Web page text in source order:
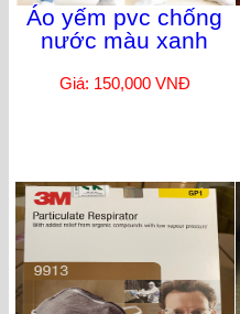
Áo yếm pvc chống
nước màu xanh
Giá: 150,000 VNĐ